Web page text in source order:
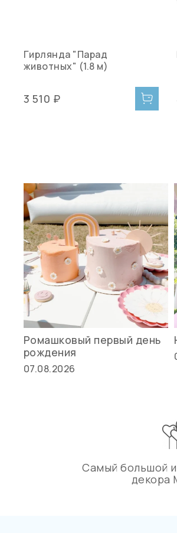
Гирлянда "Парад
животных" (1.8 м)
3 510 ₽
Ромашковый первый день
рождения
07.08.2026
Самый большой
декора